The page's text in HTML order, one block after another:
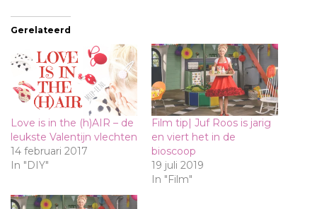
Gerelateerd
Love is in the (h)AIR – de
leukste Valentijn vlechten
14 februari 2017
In "DIY"
Film tip| Juf Roos is jarig
en viert het in de
bioscoop
19 juli 2019
In "Film"